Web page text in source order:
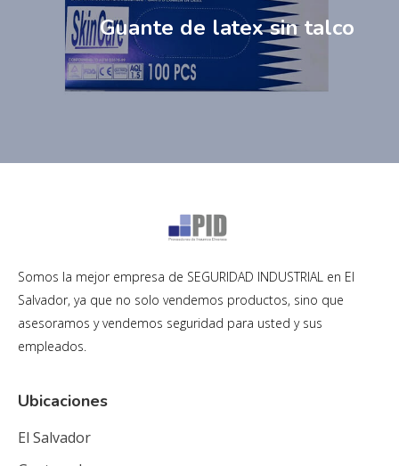
Guante de latex sin talco
Somos la mejor empresa de SEGURIDAD INDUSTRIAL en El
Salvador, ya que no solo vendemos productos, sino que
asesoramos y vendemos seguridad para usted y sus
empleados.
Ubicaciones
El Salvador